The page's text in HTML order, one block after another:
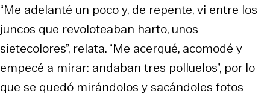
“Me adelanté un poco y, de repente, vi entre los
juncos que revoloteaban harto, unos
sietecolores”, relata. “Me acerqué, acomodé y
empecé a mirar: andaban tres polluelos”, por lo
que se quedó mirándolos y sacándoles fotos